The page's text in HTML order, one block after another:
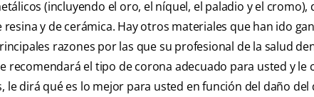
(incluyendo el oro, el níquel, el paladio y el
resina y de cerámica. Hay otros materiales que han ido
razones por las que su profesional de la salud
recomendará el tipo de corona adecuado para usted y
le dirá qué es lo mejor para usted en función del daño